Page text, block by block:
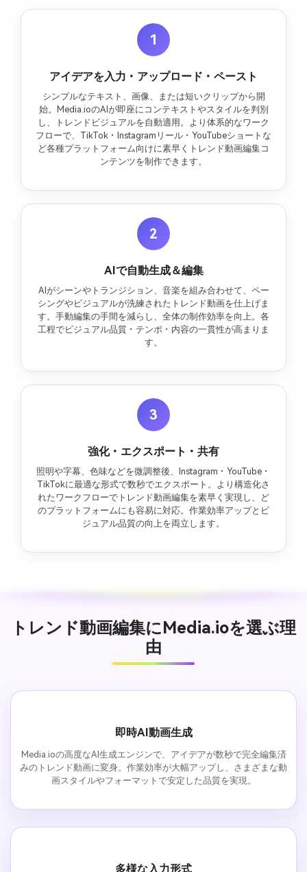
1
アイデアを入力・アップロード・ペースト
シンプルなテキスト、画像、または短いクリップから開
始。Media.ioのAIが即座にコンテキストやスタイルを判別
し、トレンドビジュアルを自動適用。より体系的なワーク
フローで、TikTok・Instagramリール・YouTubeショートな
ど各種プラットフォーム向けに素早くトレンド動画編集コ
ンテンツを制作できます。
2
AIで自動生成＆編集
AIがシーンやトランジション、音楽を組み合わせて、ペー
シングやビジュアルが洗練されたトレンド動画を仕上げま
す。手動編集の手間を減らし、全体の制作効率を向上。各
工程でビジュアル品質・テンポ・内容の一貫性が高まりま
す。
3
強化・エクスポート・共有
照明や字幕、色味などを微調整後、Instagram・YouTube・
TikTokに最適な形式で数秒でエクスポート。より構造化さ
れたワークフローでトレンド動画編集を素早く実現し、ど
のプラットフォームにも容易に対応。作業効率アップとビ
ジュアル品質の向上を両立します。
トレンド動画編集にMedia.ioを選ぶ理
由
即時AI動画生成
Media.ioの高度なAI生成エンジンで、アイデアが数秒で完全編集済
みのトレンド動画に変身。作業効率が大幅アップし、さまざまな動
画スタイルやフォーマットで安定した品質を実現。
多様な入力形式